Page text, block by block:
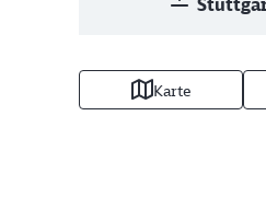
Karte